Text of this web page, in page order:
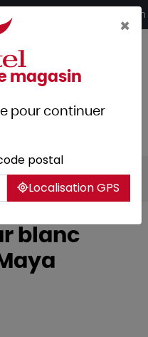
et retrait 2h en magasin
blanc
×
magasin
pour continuer
postal
Localisation GPS